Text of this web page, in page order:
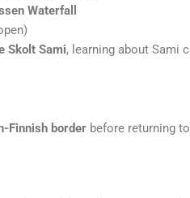
Waterfall
Skolt Sami, learning about Sami
Finnish border before returning